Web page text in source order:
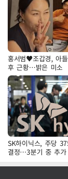
홍서범♥조갑경, 아
후 근황…밝은 미소
SK하이닉스, 주당
결정…3분기 중 추
표